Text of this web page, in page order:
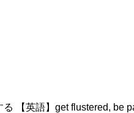
【英語】get flustered,